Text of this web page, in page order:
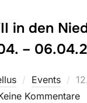
in den
–
Events
Kommentare